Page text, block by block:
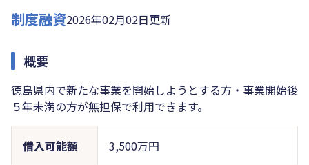
制度融資2026年02月02日更新
概要
徳島県内で新たな事業を開始しようとする方・事業開始後
５年未満の方が無担保で利用できます。
借入可能額 3,500万円